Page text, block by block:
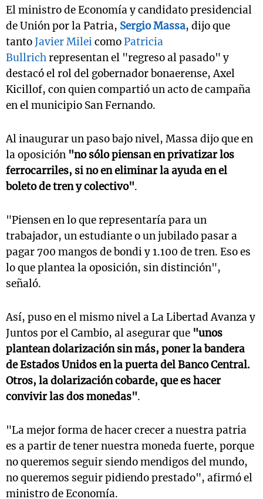
El ministro de Economía y candidato presidencial
de Unión por la Patria, Sergio Massa, dijo que
tantoJavier MileicomoPatricia
Bullrichrepresentan el "regreso al pasado" y
destacó el rol del gobernador bonaerense, Axel
Kicillof, con quien compartió un acto de campaña
en el municipio San Fernando.
Al inaugurar un paso bajo nivel, Massa dijo que en
la oposición "no sólo piensan en privatizar los
ferrocarriles, si no en eliminar la ayuda en el
boleto de tren y colectivo".
"Piensen en lo que representaría para un
trabajador, un estudiante o un jubilado pasar a
pagar 700 mangos de bondi y 1.100 de tren. Eso es
lo que plantea la oposición, sin distinción",
señaló.
Así, puso en el mismo nivel a La Libertad Avanza y
Juntos por el Cambio, al asegurar que "unos
plantean dolarización sin más, poner la bandera
de Estados Unidos en la puerta del Banco Central.
Otros, la dolarización cobarde, que es hacer
convivir las dos monedas".
"La mejor forma de hacer crecer a nuestra patria
es a partir de tener nuestra moneda fuerte, porque
no queremos seguir siendo mendigos del mundo,
no queremos seguir pidiendo prestado", afirmó el
ministro de Economía.